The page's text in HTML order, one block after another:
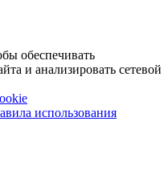
обеспечивать
и анализировать сетевой
использования